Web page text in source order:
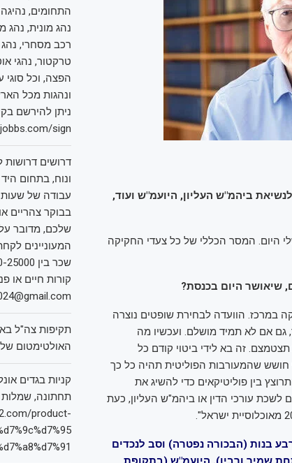
ביהמ"ש העליון, היועמ"ש ועוד,
היום. המסר הכללי של כל צעדי החקיקה
שיאושר היום בכנסת?
במרכז. הוועדה לבחירת שופטים נוצרה
גם אם לא תמיד מושלם. ועכשיו מה
זה בא לידי ביטוי קודם כל
חושש שהמעורבות הפוליטית תהיה כל כך
בין פוליטיקאים כדי להשיג את
עורכי הדין או ביהמ"ש העליון, כעת
נשוי ואב לארבע בנות (הבכורה נפטרה) וסב לנכדים
התחומים,
נהג מונית, נהג
רכב מסחרי, נהג
טרקטור, נהגי
הפצה, וכל סוגי
ונהגות מכל
ניתן להירשם
sign/
דרושים דרושות
עבודה של שעות
בבוקר צהריים
שלכם, מדובר על
קורות חיים או
תקיפות צה"ל
האולטימטום
קניות בגדים
תחתונה,
product-